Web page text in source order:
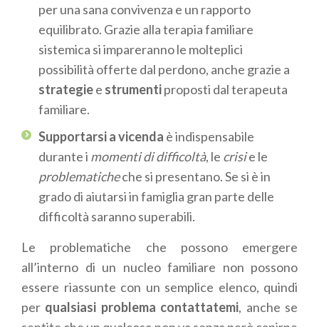
per una sana convivenza e un rapporto
equilibrato. Grazie alla terapia familiare
sistemica si impareranno le molteplici
possibilità offerte dal perdono, anche grazie a
strategiee strumentiproposti dal terapeuta
familiare.
Supportarsi a vicenda è indispensabile
durante i momenti di difficoltà, le crisie le
problematicheche si presentano. Se si è in
grado di aiutarsi in famiglia gran parte delle
difficoltà saranno superabili.
Le problematiche che possono emergere
all’interno di un nucleo familiare non possono
essere riassunte con un semplice elenco, quindi
per qualsiasi problema contattatemi, anche se